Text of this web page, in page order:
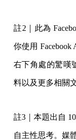
註2｜此為
你使用 Facebook
右下角處的驚嘆
料以及更多相關
註3｜本題出自
自主性思考。媒